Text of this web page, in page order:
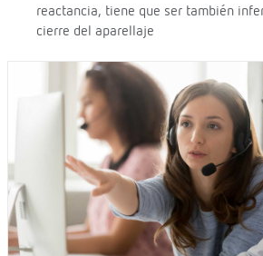
reactancia, tiene que ser también
cierre del aparellaje